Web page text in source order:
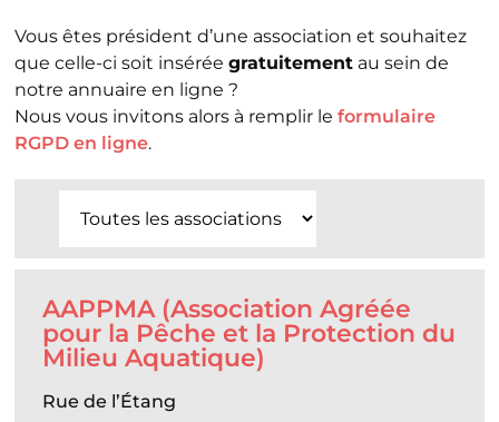
Vous êtes président d’une association et souhaitez
que celle-ci soit inséréegratuitement au sein de
notre annuaire en ligne ?
Nous vous invitons alors à remplir leformulaire
RGPD en ligne.
AAPPMA (Association Agréée
pour la Pêche et la Protection du
Milieu Aquatique)
Rue de l’Étang